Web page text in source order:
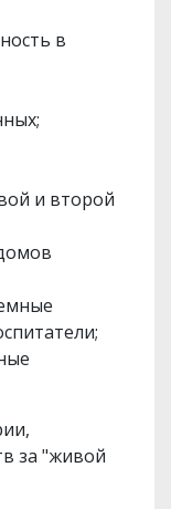
в
и второй
за "живой